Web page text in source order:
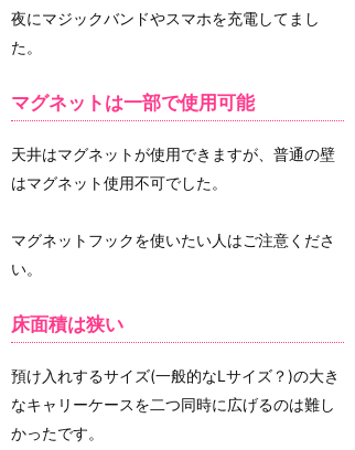
夜にマジックバンドやスマホを充電してまし
た。
マグネットは一部で使用可能
天井はマグネットが使用できますが、普通の壁
はマグネット使用不可でした。
マグネットフックを使いたい人はご注意くださ
い。
床面積は狭い
預け入れするサイズ(一般的なLサイズ？)の大き
なキャリーケースを二つ同時に広げるのは難し
かったです。